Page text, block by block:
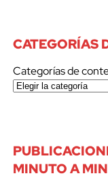
CATEGORÍAS
Categorías de
MINUTO A